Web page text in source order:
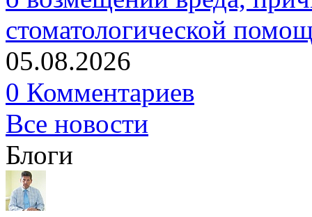
стоматологической
05.08.2026
0 Комментариев
Все новости
Блоги